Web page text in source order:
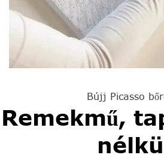
Bújj Picasso
Remekmű,